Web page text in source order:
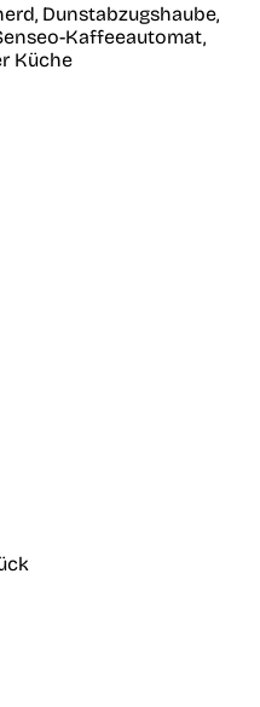
Dunstabzugshaube,
Kaffeeautomat,
Küche